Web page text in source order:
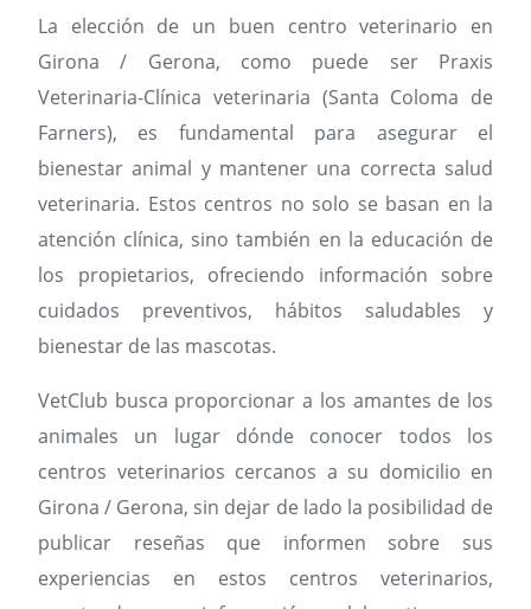
La elección de un buen centro veterinario en
Girona / Gerona, como puede ser Praxis
Veterinaria-Clínica veterinaria (Santa Coloma de
Farners), es fundamental para asegurar el
bienestar animal y mantener una correcta salud
veterinaria. Estos centros no solo se basan en la
atención clínica, sino también en la educación de
los propietarios, ofreciendo información sobre
cuidados preventivos, hábitos saludables y
bienestar de las mascotas.
VetClub busca proporcionar a los amantes de los
animales un lugar dónde conocer todos los
centros veterinarios cercanos a su domicilio en
Girona / Gerona, sin dejar de lado la posibilidad de
publicar reseñas que informen sobre sus
experiencias en estos centros veterinarios,